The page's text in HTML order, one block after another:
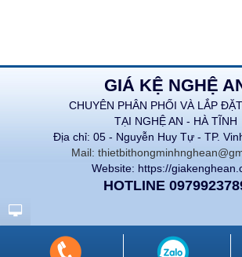
GIÁ KỆ NGHỆ
CHUYÊN PHÂN PHỐI VÀ LẮP
TẠI NGHỆ AN - HÀ TĨNH
Địa chỉ: 05 - Nguyễn Huy Tự - TP.
Mail:
Website: https://
HOTLINE